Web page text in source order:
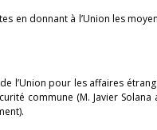
en donnant à l’Union les
l’Union pour les affaires
commune (M. Javier